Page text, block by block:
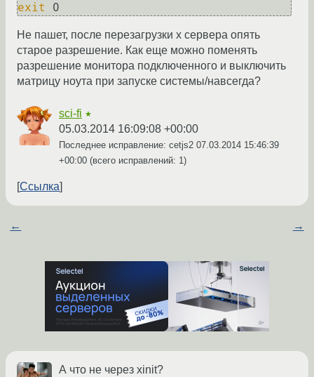
exit 0
Не пашет, после перезагрузки x сервера опять
старое разрешение. Как еще можно поменять
разрешение монитора подключенного и выключить
матрицу ноута при запуске системы/навсегда?
sci-fi ★
05.03.2014 16:09:08 +00:00
Последнее исправление: cetjs2 07.03.2014 15:46:39
+00:00 (всего исправлений: 1)
Ссылка
← →
А что не через xinit?